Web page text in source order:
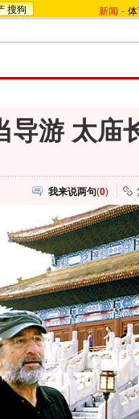
搜狗 新闻 -
导游 太庙
我来说两句(0)